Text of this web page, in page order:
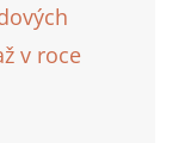
v roce